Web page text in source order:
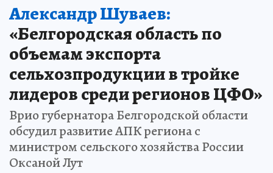
Александр Шуваев:
«Белгородская область по
объемам экспорта
сельхозпродукции в тройке
лидеров среди регионов ЦФО»
Врио губернатора Белгородской области
обсудил развитие АПК региона с
министром сельского хозяйства России
Оксаной Лут